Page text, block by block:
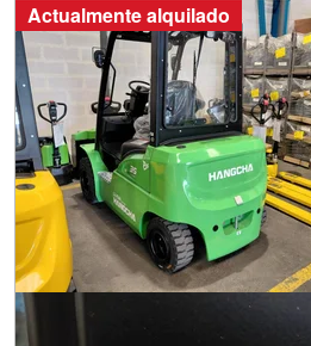
Actualmente alquilado